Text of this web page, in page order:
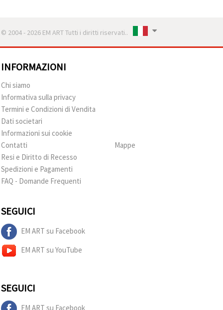
© 2004 - 2026 EM ART Tutti i diritti riservati..
INFORMAZIONI
Chi siamo
Informativa sulla privacy
Termini e Condizioni di Vendita
Dati societari
Informazioni sui cookie
Contatti
Resi e Diritto di Recesso
Spedizioni e Pagamenti
FAQ - Domande Frequenti
Mappe
SEGUICI
EM ART su Facebook
EM ART su YouTube
SEGUICI
EM ART su Facebook